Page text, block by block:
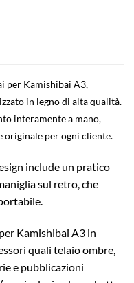
per Kamishibai A3,
in legno di alta qualità.
interamente a mano,
originale per ogni cliente.
include un pratico
sul retro, che
Kamishibai A3 in
quali telaio ombre,
e pubblicazioni